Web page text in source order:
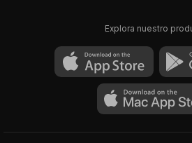
Explora nuestro